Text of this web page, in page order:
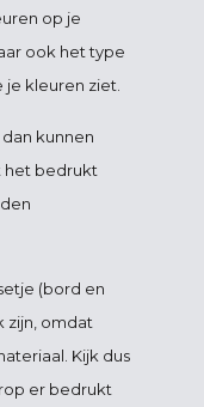
op je
ook het type
kleuren ziet.
kunnen
het bedrukt
(bord en
zijn, omdat
Kijk dus
er bedrukt